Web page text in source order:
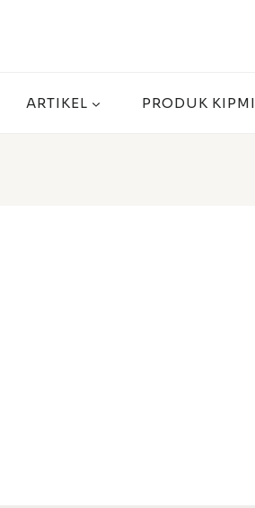
ARTIKEL PRODUK KIPMI